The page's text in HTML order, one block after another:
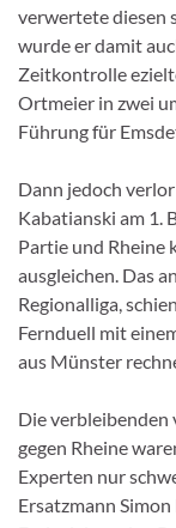
verwertete diesen
wurde er damit
Zeitkontrolle
Ortmeier in zwei
Führung für
Dann jedoch
Kabatianski am 1.
Partie und Rheine
ausgleichen. Das
Regionalliga,
Fernduell mit
aus Münster
Die verbleibenden
gegen Rheine
Experten nur
Ersatzmann